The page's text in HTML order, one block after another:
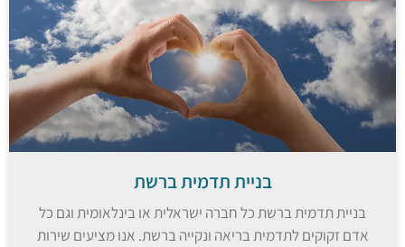
בניית תדמית ברשת
בניית תדמית ברשת כל חברה ישראלית או בינלאומית וגם כל
אדם זקוקים לתדמית בריאה ונקייה ברשת. אנו מציעים שירות